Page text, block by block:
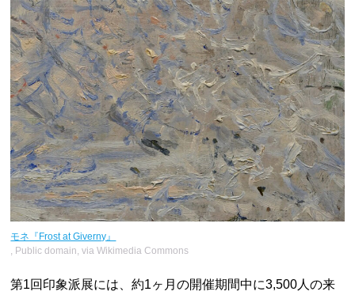
モネ『Frost at Giverny』
, Public domain, via Wikimedia Commons
第1回印象派展には、約1ヶ月の開催期間中に3,500人の来